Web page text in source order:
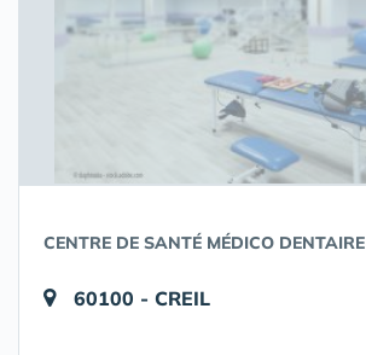
CENTRE DE SANTÉ MÉDICO DENTAIRE
60100 - CREIL